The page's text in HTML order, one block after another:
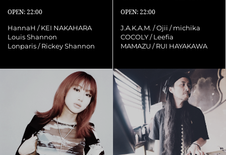
OPEN: 22:00
HannaH / KEI NAKAHARA
Louis Shannon
Lonparis / Rickey Shannon
OPEN: 22:00
J.A.K.A.M. / Ojii / michika
COCOLY / Leefia
MAMAZU / RUI HAYAKAWA